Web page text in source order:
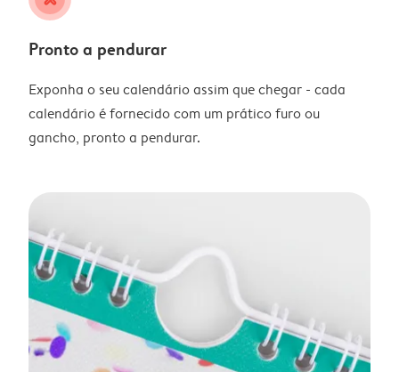
Pronto a pendurar
Exponha o seu calendário assim que chegar - cada
calendário é fornecido com um prático furo ou
gancho, pronto a pendurar.